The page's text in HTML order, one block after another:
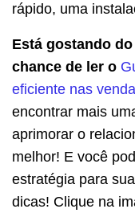
rápido, uma
Está gostando
chance de ler o
eficiente nas
encontrar mais
aprimorar o
melhor! E você
estratégia para
dicas! Clique na